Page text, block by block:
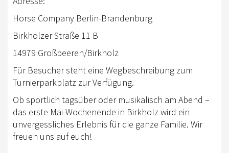
IMPRESSUM
DATENSCHUTZ
SPONSOR WERDEN
AUS- UND FORTBILDUNG
WESTERN-REITABZEICHEN
TRAINERAUSBILDUNG
Horse Company Berlin-Brandenburg
Birkholzer Straße 11 B
14979 Großbeeren/Birkholz
Für Besucher steht eine Wegbeschreibung zum
Turnierparkplatz zur Verfügung.
Ob sportlich tagsüber oder musikalisch am Abend –
das erste Mai-Wochenende in Birkholz wird ein
unvergessliches Erlebnis für die ganze Familie. Wir
freuen uns auf euch!